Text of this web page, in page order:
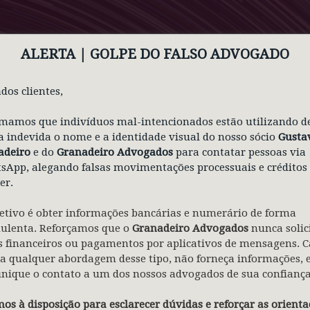
ALERTA | GOLPE DO FALSO ADVOGADO
clientes,
que indivíduos mal-intencionados estão utilizando
indevida o nome e a identidade visual do nosso sócio
e do Granadeiro Advogados para contatar pessoas via
alegando falsas movimentações processuais e créditos
é obter informações bancárias e numerário de forma
Reforçamos que o Granadeiro Advogados nunca
financeiros ou pagamentos por aplicativos de mensagens.
qualquer abordagem desse tipo, não forneça informações, e
o contato a um dos nossos advogados de sua
à disposição para esclarecer dúvidas e reforçar as
justa causa de membro
em Sobral
de seus autores e não
Advogados.